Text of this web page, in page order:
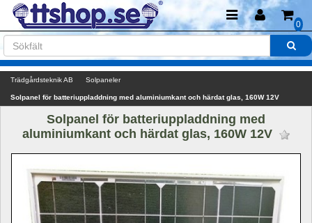
0
Trädgårdsteknik AB Solpaneler
Solpanel för batteriuppladdning med aluminiumkant och härdat glas, 160W 12V
Solpanel för batteriuppladdning med
aluminiumkant och härdat glas, 160W 12V